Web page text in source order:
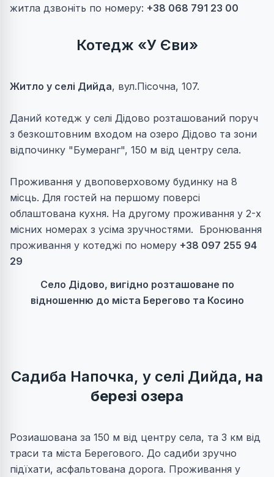
житла дзвоніть по номеру: +38 068 791 23 00
Котедж «У Єви»
Житло у селі Дийда, вул.Пісочна, 107.
Даний котедж у селі Дідово розташований поруч
з безкоштовним входом на озеро Дідово та зони
відпочинку "Бумеранг", 150 м від центру села.
Проживання у двоповерховому будинку на 8
місць. Для гостей на першому поверсі
облаштована кухня. На другому проживання у 2-х
місних номерах з усіма зручностями. Бронювання
проживання у котеджі по номеру +38 097 255 94
29
Село Дідово, вигідно розташоване по
відношенню до міста Берегово та Косино
Садиба Напочка, у селі Дийда, на
березі озера
Розиашована за 150 м від центру села, та 3 км від
траси та міста Берегового. До садиби зручно
підїхати, асфальтована дорога. Проживання у